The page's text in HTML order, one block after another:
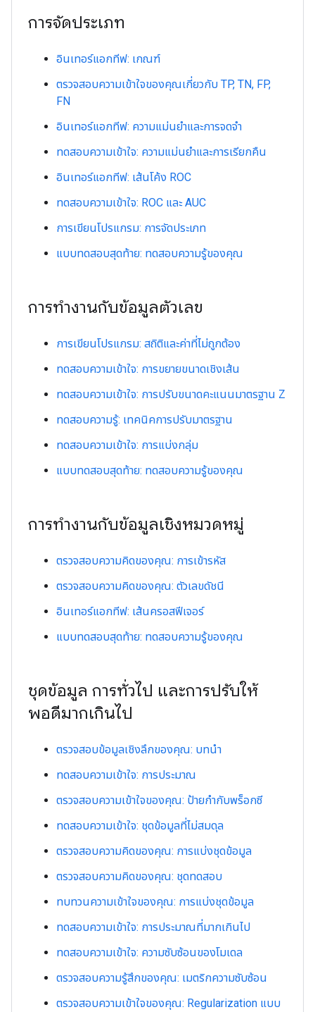
การจัดประเภท
อินเทอร์แอกทีฟ: เกณฑ์
ตรวจสอบความเข้าใจของคุณเกี่ยวกับ TP, TN, FP,
FN
อินเทอร์แอกทีฟ: ความแม่นยำและการจดจำ
ทดสอบความเข้าใจ: ความแม่นยำและการเรียกคืน
อินเทอร์แอกทีฟ: เส้นโค้ง ROC
ทดสอบความเข้าใจ: ROC และ AUC
การเขียนโปรแกรม: การจัดประเภท
แบบทดสอบสุดท้าย: ทดสอบความรู้ของคุณ
การทำงานกับข้อมูลตัวเลข
การเขียนโปรแกรม: สถิติและค่าที่ไม่ถูกต้อง
ทดสอบความเข้าใจ: การขยายขนาดเชิงเส้น
ทดสอบความเข้าใจ: การปรับขนาดคะแนนมาตรฐาน Z
ทดสอบความรู้: เทคนิคการปรับมาตรฐาน
ทดสอบความเข้าใจ: การแบ่งกลุ่ม
แบบทดสอบสุดท้าย: ทดสอบความรู้ของคุณ
การทำงานกับข้อมูลเชิงหมวดหมู่
ตรวจสอบความคิดของคุณ: การเข้ารหัส
ตรวจสอบความคิดของคุณ: ตัวเลขดัชนี
อินเทอร์แอกทีฟ: เส้นครอสฟีเจอร์
แบบทดสอบสุดท้าย: ทดสอบความรู้ของคุณ
ชุดข้อมูล การทั่วไป และการปรับให้
พอดีมากเกินไป
ตรวจสอบข้อมูลเชิงลึกของคุณ: บทนำ
ทดสอบความเข้าใจ: การประมาณ
ตรวจสอบความเข้าใจของคุณ: ป้ายกํากับพร็อกซี
ทดสอบความเข้าใจ: ชุดข้อมูลที่ไม่สมดุล
ตรวจสอบความคิดของคุณ: การแบ่งชุดข้อมูล
ตรวจสอบความคิดของคุณ: ชุดทดสอบ
ทบทวนความเข้าใจของคุณ: การแบ่งชุดข้อมูล
ทดสอบความเข้าใจ: การประมาณที่มากเกินไป
ทดสอบความเข้าใจ: ความซับซ้อนของโมเดล
ตรวจสอบความรู้สึกของคุณ: เมตริกความซับซ้อน
ตรวจสอบความเข้าใจของคุณ: Regularization แบบ